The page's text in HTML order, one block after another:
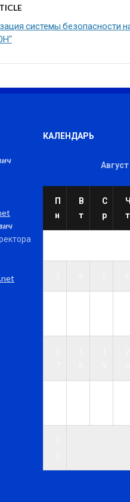
системы безопасности
КАЛЕНДАРЬ
П
н
В
т
С
р
Ч
т